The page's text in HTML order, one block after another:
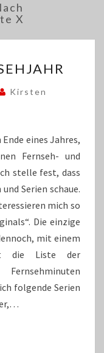
X
Kirsten
eines Jahres,
Fernseh- und
stelle fest, dass
Serien schaue.
mich so
Die einzige
mit einem
die Liste der
folgende Serien